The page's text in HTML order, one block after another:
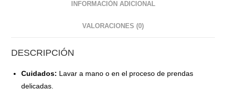
INFORMACIÓN ADICIONAL
VALORACIONES (0)
DESCRIPCIÓN
Cuidados: Lavar a mano o en el proceso de prendas
delicadas.